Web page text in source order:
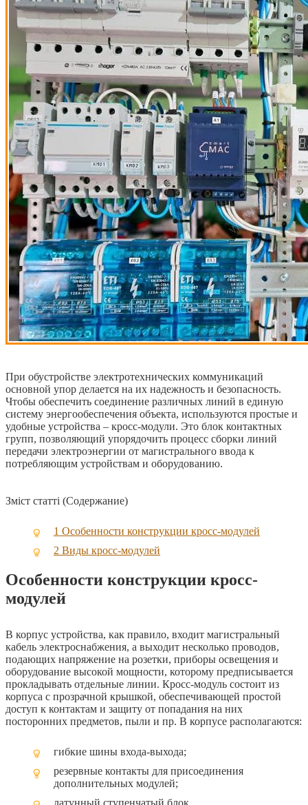
При обустройстве электротехнических коммуникаций
основной упор делается на их надежность и безопасность.
Чтобы обеспечить соединение различных линий в единую
систему энергообеспечения объекта, используются простые и
удобные устройства – кросс-модули. Это блок контактных
групп, позволяющий упорядочить процесс сборки линий
передачи электроэнергии от магистрального ввода к
потребляющим устройствам и оборудованию.
Зміст статті (Содержание)
1 Особенности конструкции кросс-модулей
2 Виды кросс-модулей
Особенности конструкции кросс-
модулей
В корпус устройства, как правило, входит магистральный
кабель электроснабжения, а выходит несколько проводов,
подающих напряжение на розетки, приборы освещения и
оборудование высокой мощности, которому предписывается
прокладывать отдельные линии. Кросс-модуль состоит из
корпуса с прозрачной крышкой, обеспечивающей простой
доступ к контактам и защиту от попадания на них
посторонних предметов, пыли и пр. В корпусе располагаются:
гибкие шины входа-выхода;
резервные контакты для присоединения
дополнительных модулей;
латунный ступенчатый блок.